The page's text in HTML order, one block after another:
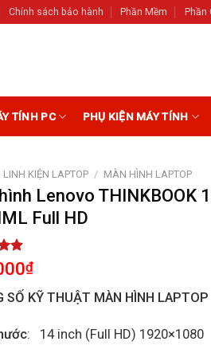
Chính sách bảo hành Phần Mềm Phần
TÍNH PC PHỤ KIỆN MÁY TÍNH
LINH KIỆN LAPTOP / MÀN HÌNH LAPTOP
Lenovo THINKBOOK
Full HD
₫
SỐ KỸ THUẬT MÀN HÌNH LAPTOP
: 14 inch (Full HD) 1920×1080